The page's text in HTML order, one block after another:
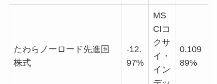
たわらノーロード先進国
株式
-12.
97%
MS
CIコ
クサ
イ・
イン
0.109
89%